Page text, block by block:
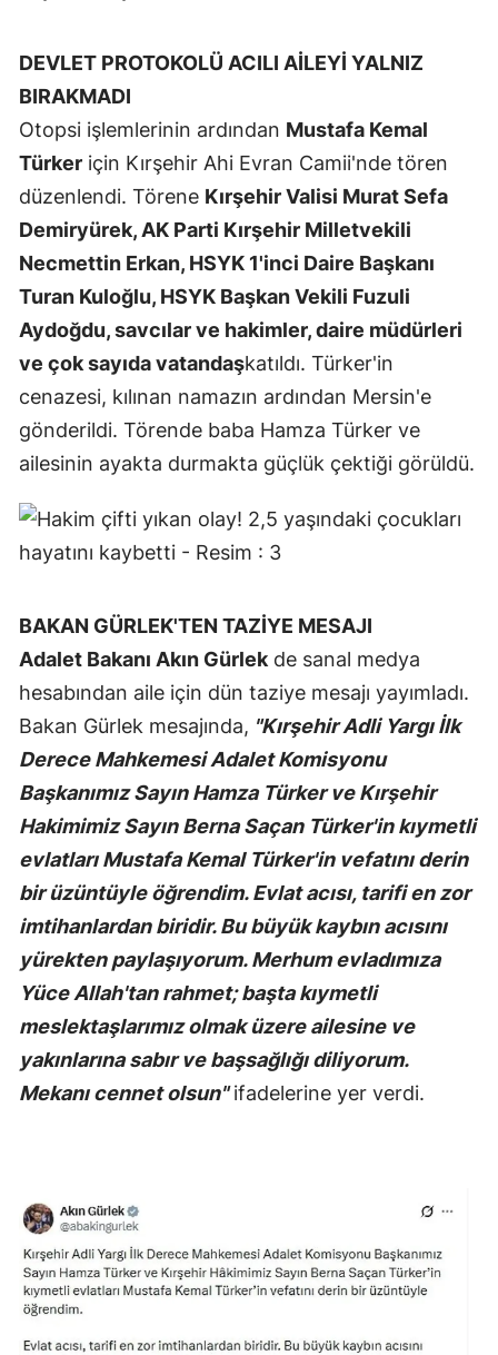
DEVLET PROTOKOLÜ ACILI AİLEYİ YALNIZ
BIRAKMADI
Otopsi işlemlerinin ardından Mustafa Kemal
Türker için Kırşehir Ahi Evran Camii'nde tören
düzenlendi. Törene Kırşehir Valisi Murat Sefa
Demiryürek, AK Parti Kırşehir Milletvekili
Necmettin Erkan, HSYK 1'inci Daire Başkanı
Turan Kuloğlu, HSYK Başkan Vekili Fuzuli
Aydoğdu, savcılar ve hakimler, daire müdürleri
ve çok sayıda vatandaşkatıldı. Türker'in
cenazesi, kılınan namazın ardından Mersin'e
gönderildi. Törende baba Hamza Türker ve
ailesinin ayakta durmakta güçlük çektiği görüldü.
BAKAN GÜRLEK'TEN TAZİYE MESAJI
Adalet Bakanı Akın Gürlek de sanal medya
hesabından aile için dün taziye mesajı yayımladı.
Bakan Gürlek mesajında, "Kırşehir Adli Yargı İlk
Derece Mahkemesi Adalet Komisyonu
Başkanımız Sayın Hamza Türker ve Kırşehir
Hakimimiz Sayın Berna Saçan Türker'in kıymetli
evlatları Mustafa Kemal Türker'in vefatını derin
bir üzüntüyle öğrendim. Evlat acısı, tarifi en zor
imtihanlardan biridir. Bu büyük kaybın acısını
yürekten paylaşıyorum. Merhum evladımıza
Yüce Allah'tan rahmet; başta kıymetli
meslektaşlarımız olmak üzere ailesine ve
yakınlarına sabır ve başsağlığı diliyorum.
Mekanı cennet olsun"ifadelerine yer verdi.